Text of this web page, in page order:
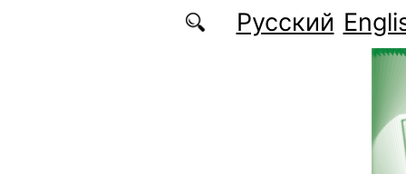
Перейти к основному содержаниюРусский